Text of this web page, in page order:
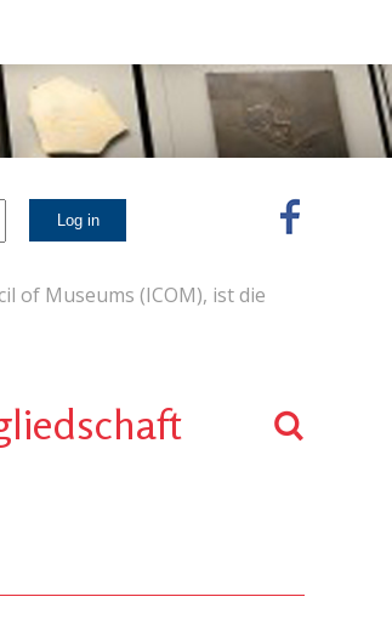
of Museums (ICOM), ist die